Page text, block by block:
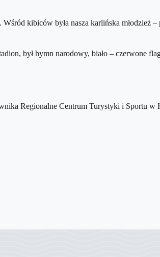
kibiców była nasza karlińska młodzież
był hymn narodowy, biało – czerwone